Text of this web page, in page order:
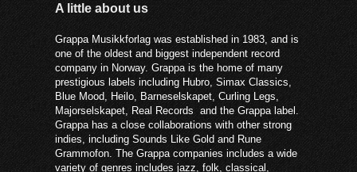
A little about us
Grappa Musikkforlag was established in 1983, and is
one of the oldest and biggest independent record
company in Norway. Grappa is the home of many
prestigious labels including Hubro, Simax Classics,
Blue Mood, Heilo, Barneselskapet, Curling Legs,
Majorselskapet, Real Records and the Grappa label.
Grappa has a close collaborations with other strong
indies, including Sounds Like Gold and Rune
Grammofon. The Grappa companies includes a wide
variety of genres includes jazz, folk, classical,